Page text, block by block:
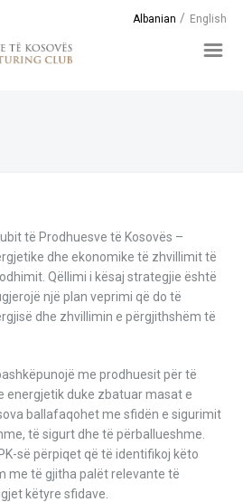
Albanian English
të Prodhuesve të Kosovës –
dhe ekonomike të zhvillimit të
Qëllimi i kësaj strategjie është
një plan veprimi që do të
dhe zhvillimin e përgjithshëm të
me prodhuesit për të
energjetik duke zbatuar masat e
ballafaqohet me sfidën e sigurimit
të sigurt dhe të përballueshme.
së përpiqet që të identifikoj këto
me të gjitha palët relevante të
këtyre sfidave.